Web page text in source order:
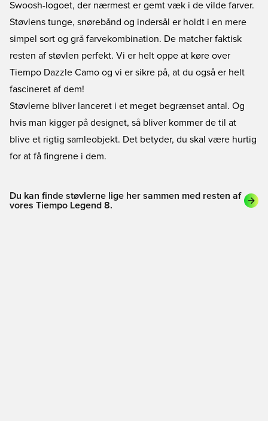
Swoosh-logoet, der nærmest er gemt væk i de vilde farver.
Støvlens tunge, snørebånd og indersål er holdt i en mere
simpel sort og grå farvekombination. De matcher faktisk
resten af støvlen perfekt. Vi er helt oppe at køre over
Tiempo Dazzle Camo og vi er sikre på, at du også er helt
fascineret af dem!
Støvlerne bliver lanceret i et meget begrænset antal. Og
hvis man kigger på designet, så bliver kommer de til at
blive et rigtig samleobjekt. Det betyder, du skal være hurtig
for at få fingrene i dem.
Du kan finde støvlerne lige her sammen med resten af
vores Tiempo Legend 8.